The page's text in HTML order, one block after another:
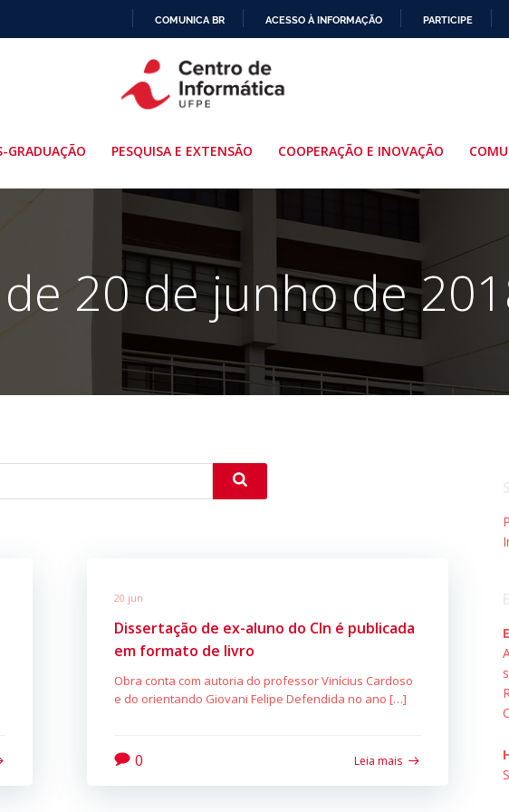
PARA
O
COMUNICA BR ACESSO À INFORMAÇÃO PARTICIPE
GRADUAÇÃO PESQUISA E EXTENSÃO COOPERAÇÃO E INOVAÇÃO
20 de junho de
20 jun
Dissertação de ex-aluno do CIn é publicada
em formato de livro
Obra conta com autoria do professor Vinícius Cardoso
e do orientando Giovani Felipe Defendida no ano […]
0 Leia mais